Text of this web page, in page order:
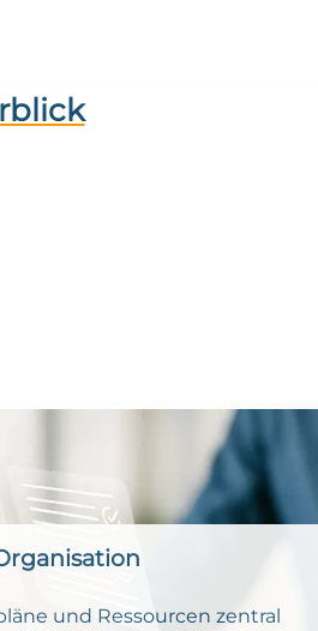
und Ressourcen zentral